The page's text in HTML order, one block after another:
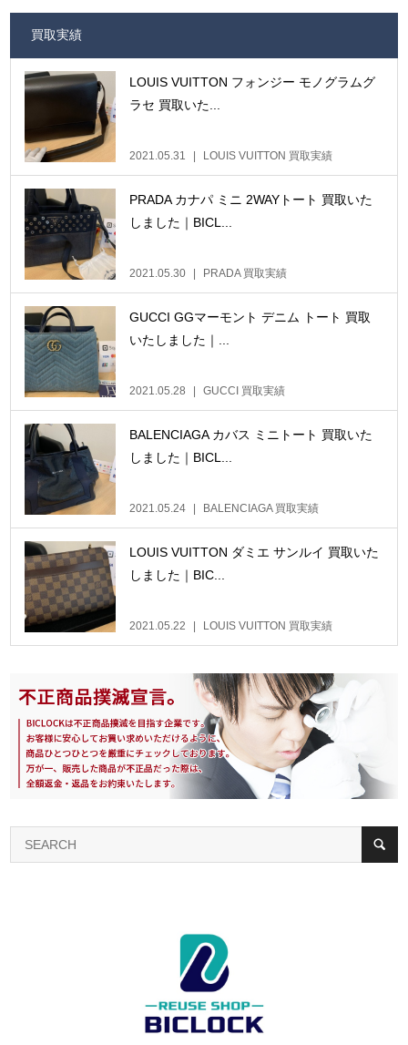
買取実績
LOUIS VUITTON フォンジー モノグラムグ
ラセ 買取いた...
2021.05.31 LOUIS VUITTON 買取実績
PRADA カナパ ミニ 2WAYトート 買取いた
しました｜BICL...
2021.05.30 PRADA 買取実績
GUCCI GGマーモント デニム トート 買取
いたしました｜...
2021.05.28 GUCCI 買取実績
BALENCIAGA カバス ミニトート 買取いた
しました｜BICL...
2021.05.24 BALENCIAGA 買取実績
LOUIS VUITTON ダミエ サンルイ 買取いた
しました｜BIC...
2021.05.22 LOUIS VUITTON 買取実績